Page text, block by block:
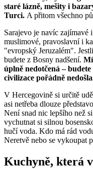
staré lázně, mešity i
Turci. A přitom všechno
Sarajevo je navíc
muslimové, pravoslavní i
"evropský Jeruzalém".
budete z Bosny nadšení.
úplně nedotčená –
civilizace pořádně
V Hercegovině si určitě
asi netřeba dlouze
Není snad nic lepšího než
vychutnat si silnou
hučí voda. Kdo má rád
Neretvě nebo se vykoupat
Kuchyně, která